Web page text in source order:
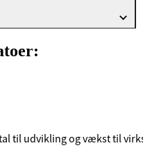
til udvikling og vækst til